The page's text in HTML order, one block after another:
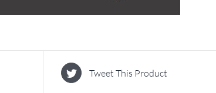
Tweet This Product